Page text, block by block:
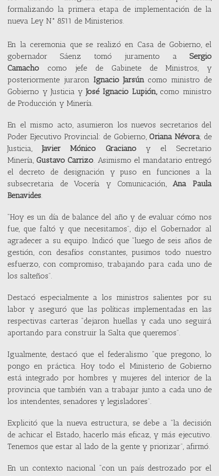
formalizando la primera etapa de implementación de la
nueva Ley N° 8511 de Ministerios.
En la ceremonia que se realizó en Casa de Gobierno, el
gobernador Sáenz tomó juramento a Sergio
Camacho como jefe de Gabinete de Ministros, y
posteriormente juraron Ignacio Jarsúncomo ministro de
Gobierno y Justicia yJosé Ignacio Lupión,como ministro
de Producción y Minería.
En el mismo acto, asumieron los nuevos secretarios del
Poder Ejecutivo Provincial: de Gobierno, Oriana Névora; de
Justicia,Javier Mónico Gracianoy el Secretario
Minería, Gustavo Carrizo . Asimismo el mandatario entregó
el decreto de designación y puso en funciones a la
subsecretaria de Vocería y Comunicación,Ana Paula
Benavides
“Hoy es un día de balance del año y de evaluar cómo nos
fue, que faltó y que necesitamos”, dijo el Gobernador al
agradecer a su equipo. Indicó que “luego de seis años de
gestión, con desafíos constantes, pusimos todo nuestro
esfuerzo, con compromiso, trabajando para cada uno de
los salteños”.
Destacó especialmente a los ministros salientes por su
labor y aseguró que las políticas implementadas en las
respectivas carteras “dejaron huellas y cada uno seguirá
aportando para construir la Salta que queremos”.
Igualmente, destacó que el federalismo “que pregono, lo
pongo en práctica. Hoy todo el Ministerio de Gobierno
está integrado por hombres y mujeres del interior de la
provincia que también van a trabajar junto a cada uno de
los intendentes, senadores y legisladores”.
Explicitó que la nueva estructura, se debe a “la decisión
de achicar el Estado, hacerlo más eficaz, y más ejecutivo.
Tenemos que estar al lado de la gente y priorizar”, afirmó.
En un contexto nacional “con un país destrozado por el